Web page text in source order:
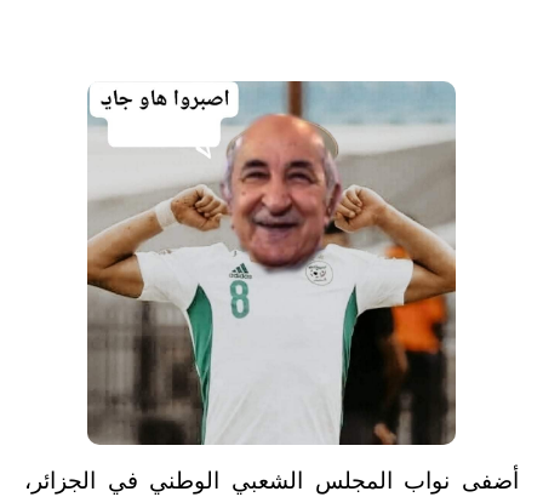
أضفى نواب المجلس الشعبي الوطني في الجزائر،